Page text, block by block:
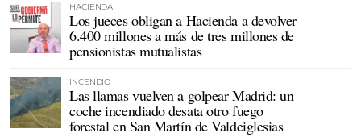
HACIENDA
Los jueces obligan a Hacienda a devolver
6.400 millones a más de tres millones de
pensionistas mutualistas
INCENDIO
Las llamas vuelven a golpear Madrid: un
coche incendiado desata otro fuego
forestal en San Martín de Valdeiglesias